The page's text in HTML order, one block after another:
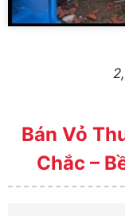
Bán Vỏ
Chắc –